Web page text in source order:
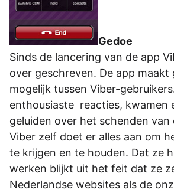
Gedoe
Sinds de lancering van de app
over geschreven. De app maakt
mogelijk tussen Viber-
enthousiaste reacties, kwamen
geluiden over het schenden van
Viber zelf doet er alles aan om
te krijgen en te houden. Dat ze
werken blijkt uit het feit dat ze
Nederlandse websites als de